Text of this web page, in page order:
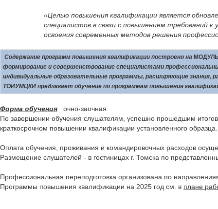
«Целью повышения квалификации является
специалистов в связи с повышением требований
освоения современных методов решения
Содержание программ повышения квалификации построено на
формирование и совершенствование специалистами
индивидуальные образовательные программы, расширяющие знания,
ТОИУМЦКИ предлагает обучение по программам повышения
Форма обучения очно-заочная
По завершении обучения слушателям, успешно прошедшим
краткосрочном повышении квалификации установленного образца.
Оплата обучения, проживания и командировочных расходов
Размещение слушателей - в гостиницах г. Томска по
Профессиональная переподготовка организована по
Программы повышения квалификации на 2025 год см. в плане